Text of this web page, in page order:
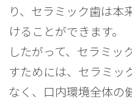
り、セラミック歯は本
けることができます。
したがって、セラミッ
すためには、セラミッ
なく、口内環境全体の